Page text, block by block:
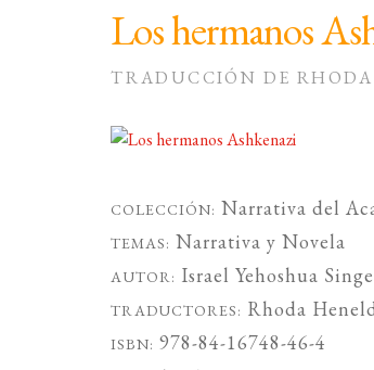
Los hermanos
TRADUCCIÓN DE RHODA
COLECCIÓN: Narrativa del
TEMAS: Narrativa yNovela
AUTOR: Israel Yehoshua
TRADUCTORES: Rhoda
ISBN: 978-84-16748-46-4